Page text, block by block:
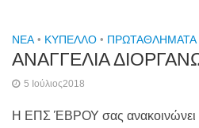
NEA • ΚΎΠΕΛΛΟ • ΠΡΩΤΑΘΛΉΜΑΤΑ
ΑΝΑΓΓΕΛΙΑ
5 Ιούλιος2018
Η ΕΠΣ ΈΒΡΟΥ σας ανακοινώνει